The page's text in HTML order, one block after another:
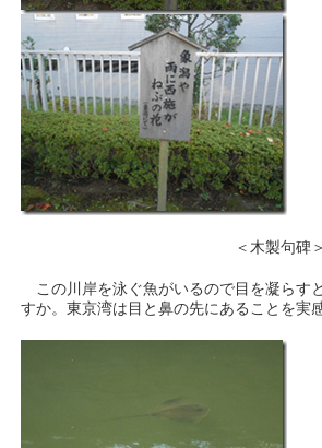
＜木製句碑＞
この川岸を泳ぐ魚がいるので目を凝らす
すか。東京湾は目と鼻の先にあることを実